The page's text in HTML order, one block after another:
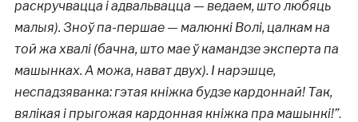
раскручвацца і адвальвацца — ведаем, што любяць
малыя). Зноў па-першае — малюнкі Волі, цалкам на
той жа хвалі (бачна, што мае ў камандзе эксперта па
машынках. А можа, нават двух). І нарэшце,
неспадзяванка: гэтая кніжка будзе кардоннай! Так,
вялікая і прыгожая кардонная кніжка пра машынкі!”.